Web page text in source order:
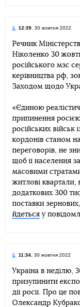
12:39 , 30 жовтня 2022
Речник
Ніколенко 30
російського мзс
керівництва рф,
Заходом щодо
«Єдиною
припинення
російських військ
кордонів станом
переговорів, не
щоб її населення
масовими
житлові квартали,
додаткових 300
поставки
йдеться у
11:34 , 30 жовтня 2022
Україна в неділю,
призупинити
дії росії. Про це
Олександр